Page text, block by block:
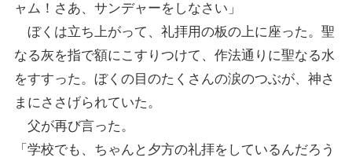
ャム！さあ、サンデャーをしなさい」
ぼくは立ち上がって、礼拝用の板の上に座った。聖
なる灰を指で額にこすりつけて、作法通りに聖なる水
をすすった。ぼくの目のたくさんの涙のつぶが、神さ
まにささげられていた。
父が再び言った。
「学校でも、ちゃんと夕方の礼拝をしているんだろう